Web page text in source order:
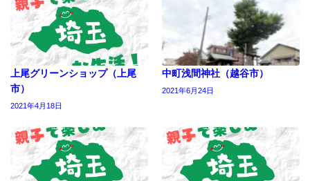
上尾グリーンショップ（上尾
市）
2021年4月18日
中町浅間神社（越谷市）
2021年6月24日